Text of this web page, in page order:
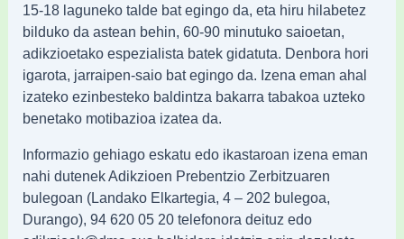
​​15-18 laguneko talde bat egingo da, eta hiru hilabetez
bilduko da astean behin, 60-90 minutuko saioetan,
adikzioetako espezialista batek gidatuta. Denbora hori
igarota, jarraipen-saio bat egingo da. Izena eman ahal
izateko ezinbesteko baldintza bakarra tabakoa uzteko
benetako motibazioa izatea da.
​​Informazio gehiago eskatu edo ikastaroan izena eman
nahi dutenek Adikzioen Prebentzio Zerbitzuaren
bulegoan (Landako Elkartegia, 4 – 202 bulegoa,
Durango), 94 620 05 20 telefonora deituz edo